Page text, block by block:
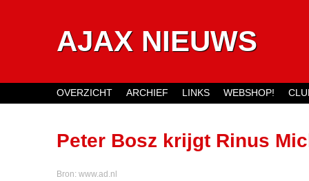
AJAX NIEUWS
Peter Bosz krijgt Rinus
‘Wil niet arrogant zijn,
Bron: www.ad.nl
OVERZICHT ARCHIEF LINKS WEBSHOP!